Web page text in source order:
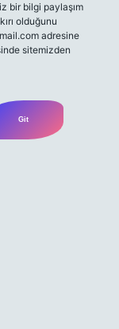
bir bilgi paylaşım
olduğunu
adresine
sitemizden